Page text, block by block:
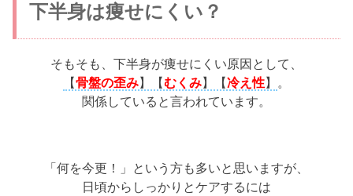
下半身は痩せにくい？
そもそも、下半身が痩せにくい原因として、
【骨盤の歪み】【むくみ】【冷え性】
。
関係していると言われています。
「何を今更！」という方も多いと思いますが、
日頃からしっかりとケアするには